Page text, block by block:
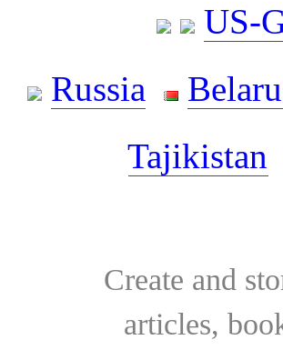
US-
Russia
Tajikistan
Create and
articles,